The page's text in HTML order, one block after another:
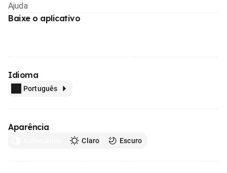
Ajuda
Baixe o aplicativo
Idioma
Português
Aparência
Claro Escuro